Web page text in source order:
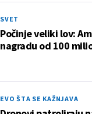
SVET
Počinje veliki lov:
nagradu od 100
EVO ŠTA SE KAŽNJAVA